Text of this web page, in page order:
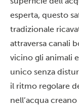
esperta, questo
tradizionale
attraversa canali
vicino gli animali
unico senza
il ritmo regolare
nell’acqua